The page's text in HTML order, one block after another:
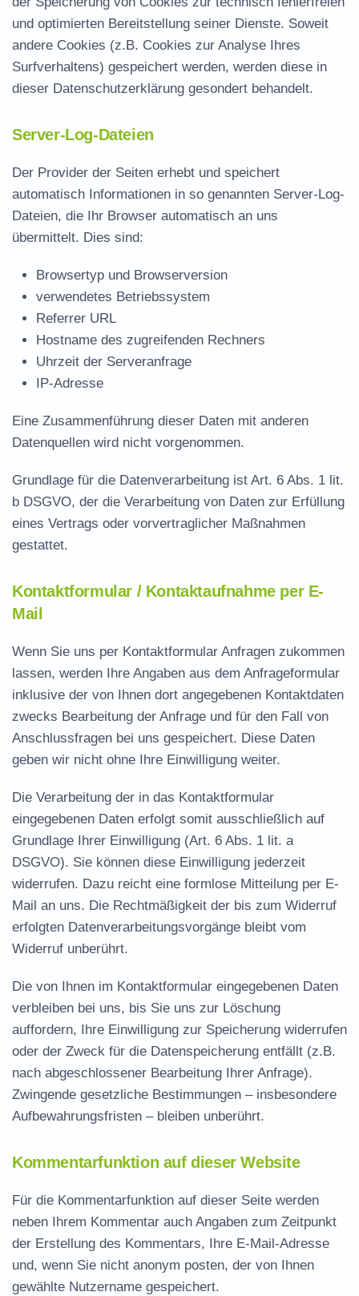
und optimierten Bereitstellung seiner Dienste. Soweit
andere Cookies (z.B. Cookies zur Analyse Ihres
Surfverhaltens) gespeichert werden, werden diese in
dieser Datenschutzerklärung gesondert behandelt.
Server-Log-Dateien
Der Provider der Seiten erhebt und speichert
automatisch Informationen in so genannten Server-Log-
Dateien, die Ihr Browser automatisch an uns
übermittelt. Dies sind:
Browsertyp und Browserversion
verwendetes Betriebssystem
Referrer URL
Hostname des zugreifenden Rechners
Uhrzeit der Serveranfrage
IP-Adresse
Eine Zusammenführung dieser Daten mit anderen
Datenquellen wird nicht vorgenommen.
Grundlage für die Datenverarbeitung ist Art. 6 Abs. 1 lit.
b DSGVO, der die Verarbeitung von Daten zur Erfüllung
eines Vertrags oder vorvertraglicher Maßnahmen
gestattet.
Kontaktformular / Kontaktaufnahme per E-
Mail
Wenn Sie uns per Kontaktformular Anfragen zukommen
lassen, werden Ihre Angaben aus dem Anfrageformular
inklusive der von Ihnen dort angegebenen Kontaktdaten
zwecks Bearbeitung der Anfrage und für den Fall von
Anschlussfragen bei uns gespeichert. Diese Daten
geben wir nicht ohne Ihre Einwilligung weiter.
Die Verarbeitung der in das Kontaktformular
eingegebenen Daten erfolgt somit ausschließlich auf
Grundlage Ihrer Einwilligung (Art. 6 Abs. 1 lit. a
DSGVO). Sie können diese Einwilligung jederzeit
widerrufen. Dazu reicht eine formlose Mitteilung per E-
Mail an uns. Die Rechtmäßigkeit der bis zum Widerruf
erfolgten Datenverarbeitungsvorgänge bleibt vom
Widerruf unberührt.
Die von Ihnen im Kontaktformular eingegebenen Daten
verbleiben bei uns, bis Sie uns zur Löschung
auffordern, Ihre Einwilligung zur Speicherung widerrufen
oder der Zweck für die Datenspeicherung entfällt (z.B.
nach abgeschlossener Bearbeitung Ihrer Anfrage).
Zwingende gesetzliche Bestimmungen – insbesondere
Aufbewahrungsfristen – bleiben unberührt.
Kommentarfunktion auf dieser Website
Für die Kommentarfunktion auf dieser Seite werden
neben Ihrem Kommentar auch Angaben zum Zeitpunkt
der Erstellung des Kommentars, Ihre E-Mail-Adresse
und, wenn Sie nicht anonym posten, der von Ihnen
gewählte Nutzername gespeichert.